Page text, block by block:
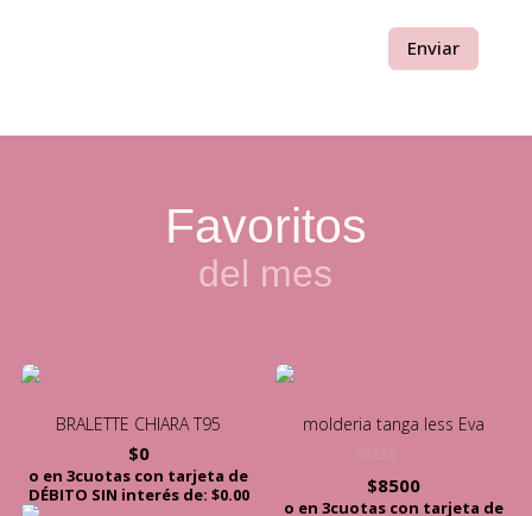
Enviar
Favoritos
del mes
BRALETTE CHIARA T95
$0
o en 3cuotas con tarjeta de
DÉBITO SIN interés de: $0.00
molderia tanga less Eva
Valorado con
5.00
de 5
$8500
o en 3cuotas con tarjeta de